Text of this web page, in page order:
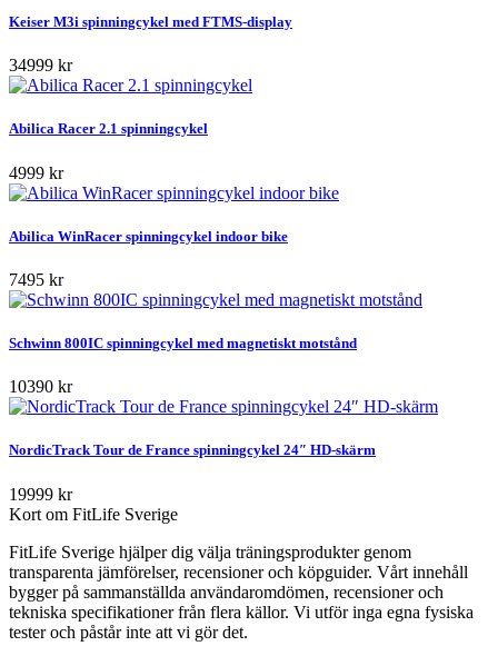
Keiser M3i spinningcykel med FTMS-display
34999 kr
Abilica Racer 2.1 spinningcykel
4999 kr
Abilica WinRacer spinningcykel indoor bike
7495 kr
Schwinn 800IC spinningcykel med magnetiskt motstånd
10390 kr
NordicTrack Tour de France spinningcykel 24″ HD-skärm
19999 kr
Kort om FitLife Sverige
FitLife Sverige hjälper dig välja träningsprodukter genom
transparenta jämförelser, recensioner och köpguider. Vårt innehåll
bygger på sammanställda användaromdömen, recensioner och
tekniska specifikationer från flera källor. Vi utför inga egna fysiska
tester och påstår inte att vi gör det.